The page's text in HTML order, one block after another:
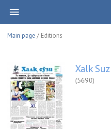
Main page / Editions
Xalk
(5690)